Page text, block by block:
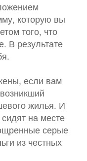
которую вы
того, что
В результате
если вам
жилья. И
на месте
серые
из честных